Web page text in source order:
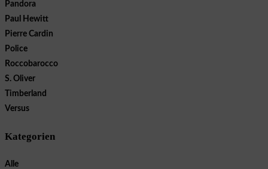
Pandora
Paul Hewitt
Pierre Cardin
Police
Roccobarocco
S. Oliver
Timberland
Versus
Kategorien
Alle